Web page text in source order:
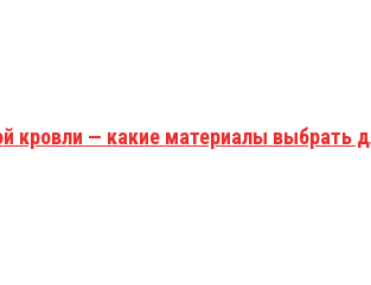
кровли — какие материалы выбрать